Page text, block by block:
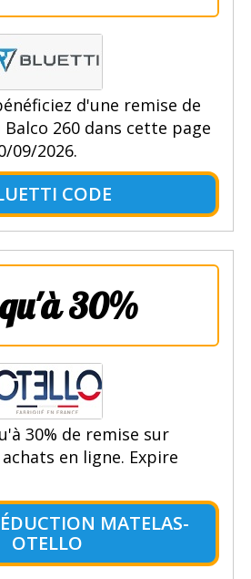
d'une remise de
260 dans cette page
09/2026.
CODE
30%
30% de remise sur
en ligne. Expire
MATELAS-
OTELLO